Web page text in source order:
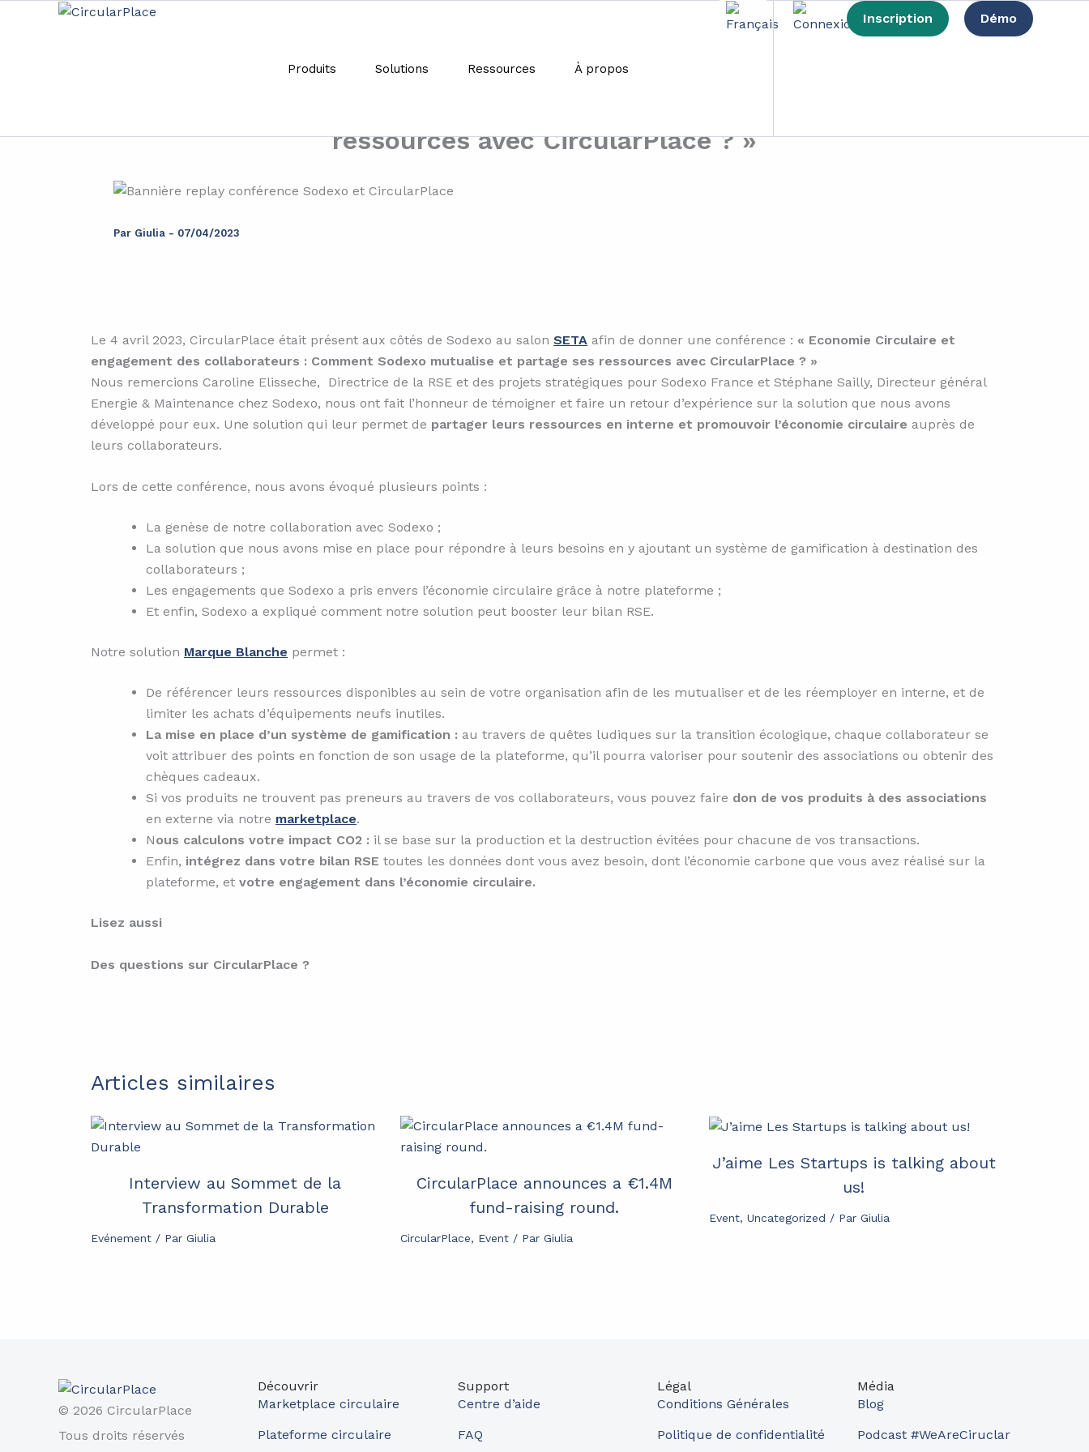
Produits Solutions Ressources À propos
Inscription Démo
Replay de la conférence « Économie Circulaire et engagement des
ressources avec CircularPlace ? »
Par Giulia - 07/04/2023
Le 4 avril 2023, CircularPlace était présent aux côtés de Sodexo au salon SETA afin de donner une conférence : « Economie Circulaire et
engagement des collaborateurs : Comment Sodexo mutualise et partage ses ressources avec CircularPlace ? »
Nous remercions Caroline Elisseche, Directrice de la RSE et des projets stratégiques pour Sodexo France et Stéphane Sailly, Directeur général
Energie & Maintenance chez Sodexo, nous ont fait l’honneur de témoigner et faire un retour d’expérience sur la solution que nous avons
développé pour eux. Une solution qui leur permet de partager leurs ressources en interne et promouvoir l’économie circulaire auprès de
leurs collaborateurs.
Lors de cette conférence, nous avons évoqué plusieurs points :
La genèse de notre collaboration avec Sodexo ;
La solution que nous avons mise en place pour répondre à leurs besoins en y ajoutant un système de gamification à destination des
collaborateurs ;
Les engagements que Sodexo a pris envers l’économie circulaire grâce à notre plateforme ;
Et enfin, Sodexo a expliqué comment notre solution peut booster leur bilan RSE.
Notre solution Marque Blanche permet :
De référencer leurs ressources disponibles au sein de votre organisation afin de les mutualiser et de les réemployer en interne, et de
limiter les achats d’équipements neufs inutiles.
La mise en place d’un système de gamification : au travers de quêtes ludiques sur la transition écologique, chaque collaborateur se
voit attribuer des points en fonction de son usage de la plateforme, qu’il pourra valoriser pour soutenir des associations ou obtenir des
chèques cadeaux.
Si vos produits ne trouvent pas preneurs au travers de vos collaborateurs, vous pouvez faire don de vos produits à des associations
en externe via notre marketplace.
Nous calculons votre impact CO2 : il se base sur la production et la destruction évitées pour chacune de vos transactions.
Enfin, intégrez dans votre bilan RSE toutes les données dont vous avez besoin, dont l’économie carbone que vous avez réalisé sur la
plateforme, et votre engagement dans l’économie circulaire.
Lisez aussi
Des questions sur CircularPlace ?
Articles similaires
Interview au Sommet de la
Transformation Durable
Evénement / Par Giulia
CircularPlace announces a €1.4M
fund-raising round.
CircularPlace, Event/ Par Giulia
J’aime Les Startups is talking about
us!
Event,Uncategorized / ParGiulia
© 2026 CircularPlace
Tous droits réservés
Découvrir
Marketplace circulaire
Plateforme circulaire
Support
Centre d’aide
FAQ
Légal
Conditions Générales
Politique de confidentialité
Média
Blog
Podcast #WeAreCiruclar